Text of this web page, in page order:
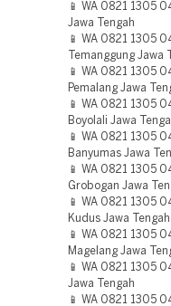
📱 WA 0821 1305
Jawa Tengah
📱 WA 0821 1305
Temanggung Jawa
📱 WA 0821 1305
Pemalang Jawa
📱 WA 0821 1305
Boyolali Jawa
📱 WA 0821 1305
Banyumas Jawa
📱 WA 0821 1305
Grobogan Jawa
📱 WA 0821 1305
Kudus Jawa Tengah
📱 WA 0821 1305
Magelang Jawa
📱 WA 0821 1305
Jawa Tengah
📱 WA 0821 1305